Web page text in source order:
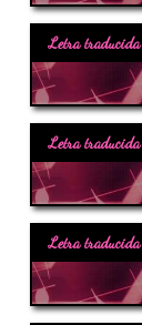
Letra traducida
Letra traducida
Letra traducida